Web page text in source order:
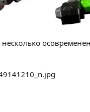
несколько